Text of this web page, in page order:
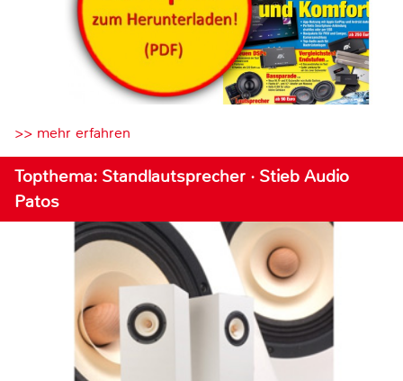
>> mehr erfahren
Topthema: Standlautsprecher · Stieb Audio
Patos